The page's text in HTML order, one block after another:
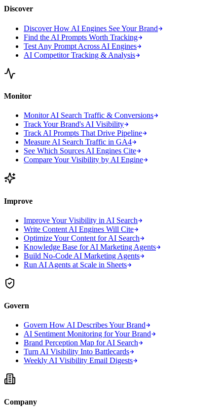
Discover
Discover How AI Engines See Your Brand
Find the AI Prompts Worth Tracking
Test Any Prompt Across AI Engines
AI Competitor Tracking & Analysis
Monitor
Monitor AI Search Traffic & Conversions
Track Your Brand's AI Visibility
Track AI Prompts That Drive Pipeline
Measure AI Search Traffic in GA4
See Which Sources AI Engines Cite
Compare Your Visibility by AI Engine
Improve
Improve Your Visibility in AI Search
Write Content AI Engines Will Cite
Optimize Your Content for AI Search
Knowledge Base for AI Marketing Agents
Build No-Code AI Marketing Agents
Run AI Agents at Scale in Sheets
Govern
Govern How AI Describes Your Brand
AI Sentiment Monitoring for Your Brand
Brand Perception Map for AI Search
Turn AI Visibility Into Battlecards
Weekly AI Visibility Email Digests
Company